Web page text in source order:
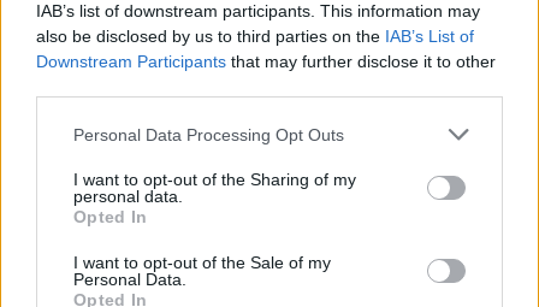
IAB’s list of downstream participants. This information may
also be disclosed by us to third parties on the IAB’s List of
Downstream Participants that may further disclose it to other
Please note that this website/app uses one or more Google
not limited to your visit or usage behaviour. You may click to
grant or deny consent to Google and its third-party tags to
use your data for below specified purposes in below Google
consent section.
Personal Data Processing Opt Outs
I want to opt-out of the Sharing of my
personal data.
Opted In
I want to opt-out of the Sale of my
Personal Data.
Opted In
Szín és fény (különböző hatások)
Kamerastílusok (éljen a retro és a pixelek)­
Hangulat (angyal filter, könnyek,
gondolatbuborék, szmájlik, feliratok,